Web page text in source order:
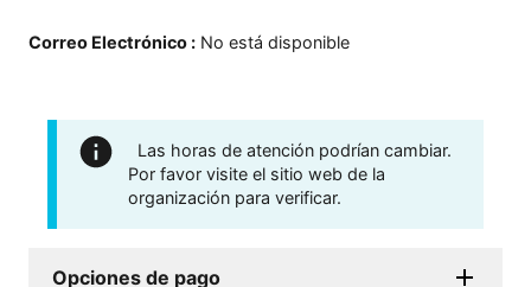
Correo Electrónico : No está disponible
Las horas de atención podrían cambiar.
Por favor visite el sitio web de la
organización para verificar.
Opciones de pago